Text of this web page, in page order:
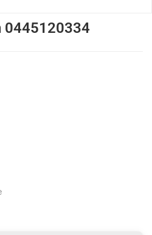
0445120334